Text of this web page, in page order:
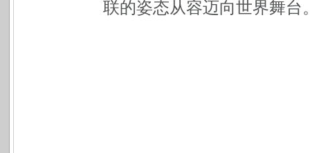
联的姿态从容迈向世界舞台